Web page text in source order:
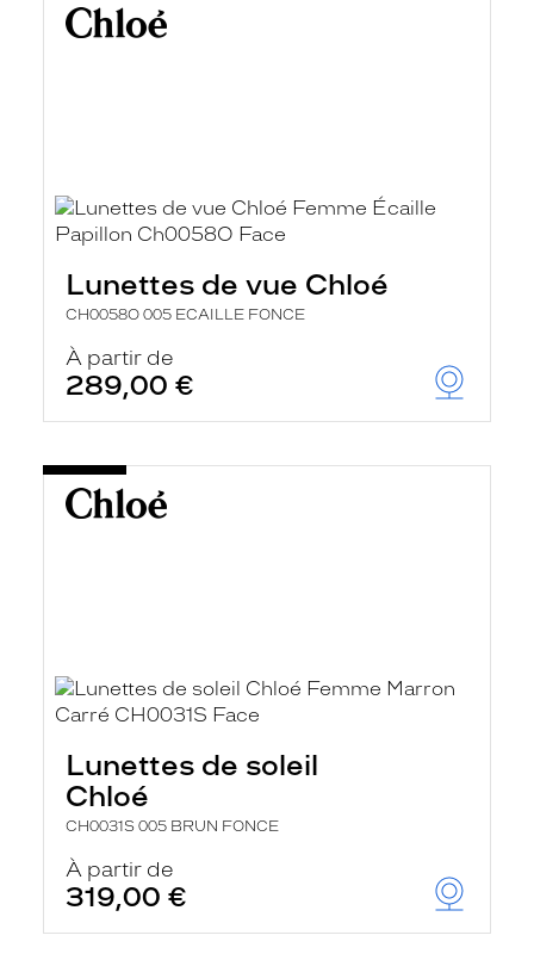
Lunettes de vue Chloé
CH0058O 005 ECAILLE FONCE
À partir de
289,00 €
Lunettes de soleil
Chloé
CH0031S 005 BRUN FONCE
À partir de
319,00 €